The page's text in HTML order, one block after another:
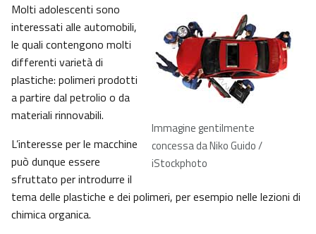
Immagine gentilmente
concessa da Niko Guido /
iStockphoto
Molti adolescenti sono
interessati alle automobili,
le quali contengono molti
differenti varietà di
plastiche: polimeri prodotti
a partire dal petrolio o da
materiali rinnovabili.
L’interesse per le macchine
può dunque essere
sfruttato per introdurre il
tema delle plastiche e dei polimeri, per esempio nelle lezioni di
chimica organica.